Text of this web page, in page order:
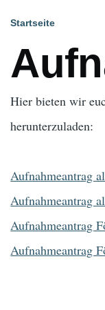
Startseite
Hier bieten wir
herunterzuladen:
Aufnahmeantrag
Aufnahmeantrag
Aufnahmeantrag
Aufnahmeantrag